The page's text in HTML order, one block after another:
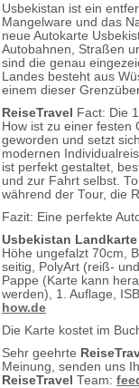
Usbekistan ist ein
Mangelware und das
neue Autokarte
Autobahnen, Straßen
sind die genau
Landes besteht aus
einem dieser
ReiseTravel
Fact: Die
How ist zu einer
geworden und setzt
modernen
ist perfekt gestaltet,
und zur Fahrt selbst.
während der Tour, die
Fazit: Eine perfekte
Usbekistan Landkarte
Höhe ungefalzt 70cm,
seitig, PolyArt (reiß-
Pappe (Karte kann
werden), 1. Auflage,
how.de
Die Karte kostet im
Sehr geehrte
Meinung, senden uns
ReiseTravel Team: